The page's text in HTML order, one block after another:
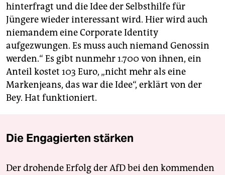
hinterfragt und die Idee der Selbsthilfe für
Jüngere wieder interessant wird. Hier wird auch
niemandem eine Corporate Identity
aufgezwungen. Es muss auch niemand Genossin
werden.“ Es gibt nunmehr 1.700 von ihnen, ein
Anteil kostet 103 Euro, „nicht mehr als eine
Markenjeans, das war die Idee“, erklärt von der
Bey. Hat funktioniert.
Die Engagierten stärken
Der drohende Erfolg der AfD bei den kommenden